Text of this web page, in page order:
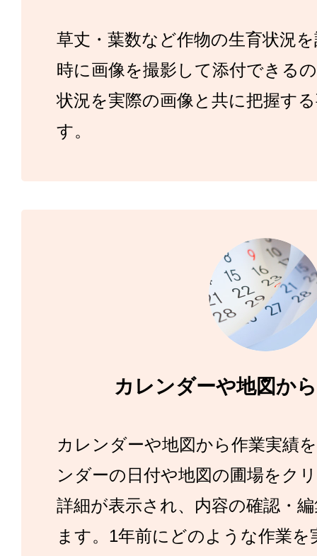
草丈・葉数など作物の生育状況
時に画像を撮影して添付できる
状況を実際の画像と共に把握す
す。
カレンダーや地図か
カレンダーや地図から作業実績
ンダーの日付や地図の圃場をク
詳細が表示され、内容の確認・
ます。1年前にどのような作業